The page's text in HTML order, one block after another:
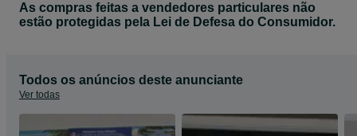
As compras feitas a vendedores particulares não
estão protegidas pela Lei de Defesa do Consumidor.
Todos os anúncios deste anunciante
Ver todas